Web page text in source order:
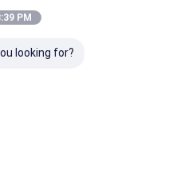
PM
looking for?